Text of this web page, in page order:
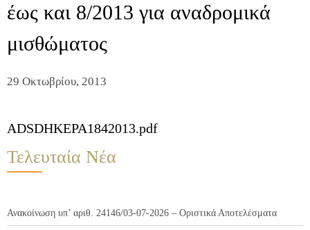
έως και 8/2013 για αναδρομικά
μισθώματος
29 Οκτωβρίου, 2013
ADSDHKEPA1842013.pdf
Τελευταία Νέα
Ανακοίνωση υπ’ αριθ. 24146/03-07-2026 – Οριστικά Αποτελέσματα